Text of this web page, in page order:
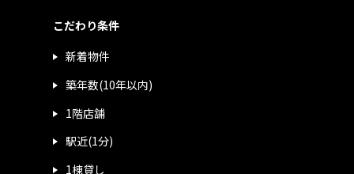
こだわり条件
新着物件
築年数(10年以内)
1階店舗
駅近(1分)
1棟貸し